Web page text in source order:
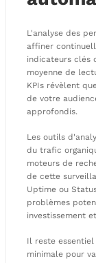
L'analyse des
affiner
indicateurs clés
moyenne de
KPIs révèlent
de votre
approfondis.
Les outils
du trafic
moteurs de
de cette
Uptime ou
problèmes
investissement
Il reste
minimale pour